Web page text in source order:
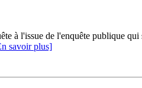
à l'issue de l'enquête publique
savoir plus]